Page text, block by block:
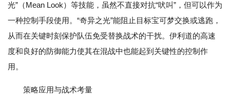
光”（Mean Look）等技能，虽然不直接对抗“吠叫”，但可以作为
一种控制手段使用。“奇异之光”能阻止目标宝可梦交换或逃跑，
从而在关键时刻保护队伍免受替换战术的干扰。伊利道的高速
度和良好的防御能力使其在混战中也能起到关键性的控制作
用。
策略应用与战术考量